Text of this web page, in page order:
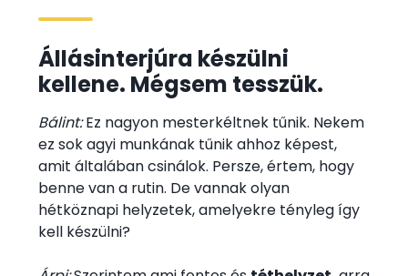
Állásinterjúra készülni
kellene. Mégsem tesszük.
Bálint:Ez nagyon mesterkéltnek tűnik. Nekem
ez sok agyi munkának tűnik ahhoz képest,
amit általában csinálok. Persze, értem, hogy
benne van a rutin. De vannak olyan
hétköznapi helyzetek, amelyekre tényleg így
kell készülni?